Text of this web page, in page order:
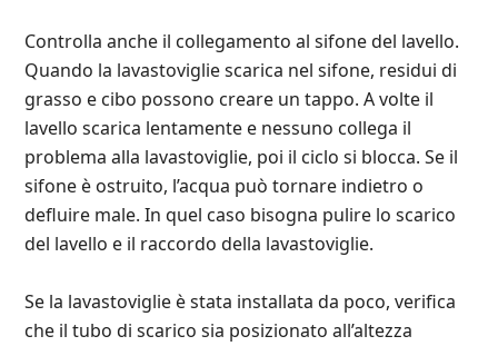
Controlla anche il collegamento al sifone del lavello.
Quando la lavastoviglie scarica nel sifone, residui di
grasso e cibo possono creare un tappo. A volte il
lavello scarica lentamente e nessuno collega il
problema alla lavastoviglie, poi il ciclo si blocca. Se il
sifone è ostruito, l’acqua può tornare indietro o
defluire male. In quel caso bisogna pulire lo scarico
del lavello e il raccordo della lavastoviglie.
Se la lavastoviglie è stata installata da poco, verifica
che il tubo di scarico sia posizionato all’altezza